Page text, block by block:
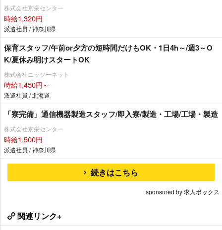
株式会社京栄センター
時給1,320円
派遣社員 / 神奈川県
保育スタッフ/午前or夕方の短時間だけもOK・1日4h～/週3～O
K/夏休み明けスタートOK
株式会社ニッソーネット
時給1,450円～
派遣社員 / 北海道
「寮完備」通信機器製造スタッフ/即入寮/製造・工場/工場・製造
株式会社京栄センター
時給1,500円
派遣社員 / 神奈川県
続きはこちら
sponsored by 求人ボックス
関連リンク+